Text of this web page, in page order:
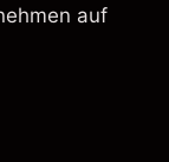
auf